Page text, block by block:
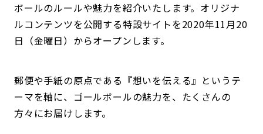
ボールのルールや魅力を紹介いたします。オリジナ
ルコンテンツを公開する特設サイトを2020年11月20
日（金曜日）からオープンします。
郵便や手紙の原点である『想いを伝える』というテ
ーマを軸に、ゴールボールの魅力を、たくさんの
方々にお届けします。